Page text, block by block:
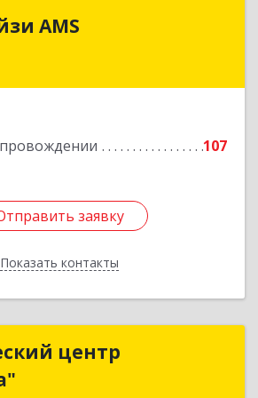
AMS
107
заявку
Показать контакты
обл, Гурьевский р-н,
заявку
Назад
центр
центр